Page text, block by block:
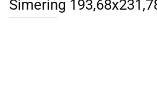
Simering